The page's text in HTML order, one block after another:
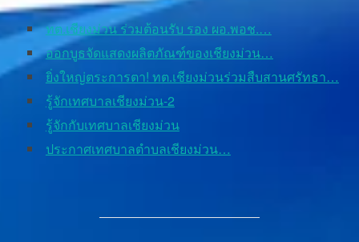
ทต.เชียงม่วน ร่วมต้อนรับ รอง ผอ.พอช.…
ออกบูธจัดแสดงผลิตภัณฑ์ของเชียงม่วน…
ยิ่งใหญ่ตระการตา! ทต.เชียงม่วนร่วมสืบสานศรัทธา…
รู้จักเทศบาลเชียงม่วน-2
รู้จักกับเทศบาลเชียงม่วน
ประกาศเทศบาลตำบลเชียงม่วน…